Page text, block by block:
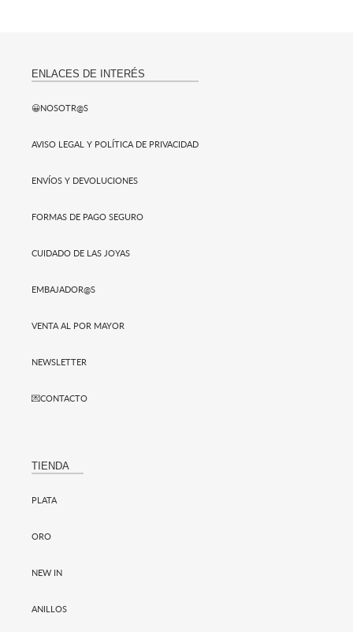
ENLACES DE INTERÉS
😀NOSOTR@S
AVISO LEGAL Y POLÍTICA DE PRIVACIDAD
ENVÍOS Y DEVOLUCIONES
FORMAS DE PAGO SEGURO
CUIDADO DE LAS JOYAS
EMBAJADOR@S
VENTA AL POR MAYOR
NEWSLETTER
💌CONTACTO
TIENDA
PLATA
ORO
NEW IN
ANILLOS